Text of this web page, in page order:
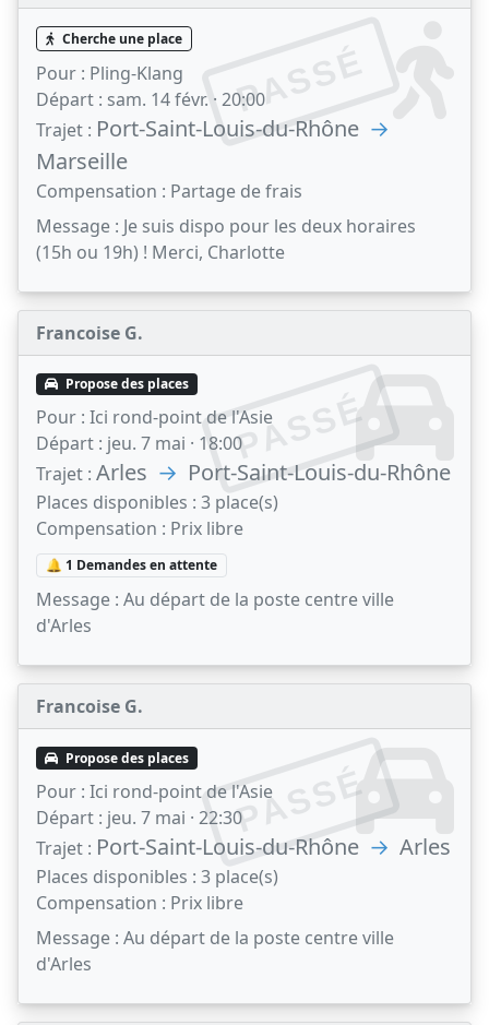
PASSÉ
Cherche une place
Pour : Pling-Klang
Départ : sam. 14 févr. · 20:00
Trajet : Port-Saint-Louis-du-Rhône →
Marseille
Compensation : Partage de frais
Message : Je suis dispo pour les deux horaires
(15h ou 19h) ! Merci, Charlotte
Francoise G.
PASSÉ
Propose des places
Pour : Ici rond-point de l'Asie
Départ : jeu. 7 mai · 18:00
Trajet : Arles → Port-Saint-Louis-du-Rhône
Places disponibles : 3 place(s)
Compensation : Prix libre
🔔 1 Demandes en attente
Message : Au départ de la poste centre ville
d'Arles
Francoise G.
PASSÉ
Propose des places
Pour : Ici rond-point de l'Asie
Départ : jeu. 7 mai · 22:30
Trajet : Port-Saint-Louis-du-Rhône → Arles
Places disponibles : 3 place(s)
Compensation : Prix libre
Message : Au départ de la poste centre ville
d'Arles